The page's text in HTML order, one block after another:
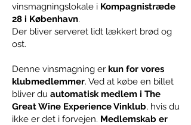
vinsmagningslokale i Kompagnistræde
28 i København.
Der bliver serveret lidt lækkert brød og
ost.
Denne vinsmagning er kun for vores
klubmedlemmer. Ved at købe en billet
bliver du automatisk medlem i The
Great Wine Experience Vinklub, hvis du
ikke er det i forvejen. Medlemskab er